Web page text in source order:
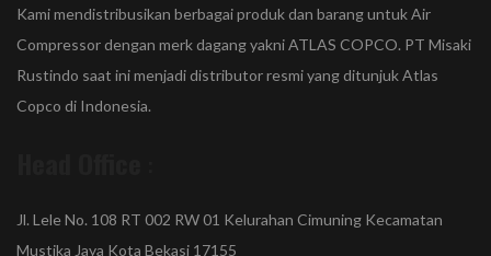
Kami mendistribusikan berbagai produk dan barang untuk Air
Compressor dengan merk dagang yakni ATLAS COPCO. PT Misaki
Rustindo saat ini menjadi distributor resmi yang ditunjuk Atlas
Copco di Indonesia.
Jl. Lele No. 108 RT 002 RW 01 Kelurahan Cimuning Kecamatan
Mustika Jaya Kota Bekasi 17155